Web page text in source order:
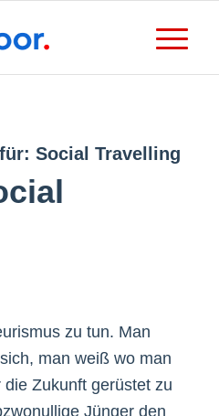
Social Travelling
zu tun. Man
man weiß wo man
Zukunft gerüstet zu
Jünger den